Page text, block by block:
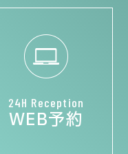
24H Reception
WEB予約